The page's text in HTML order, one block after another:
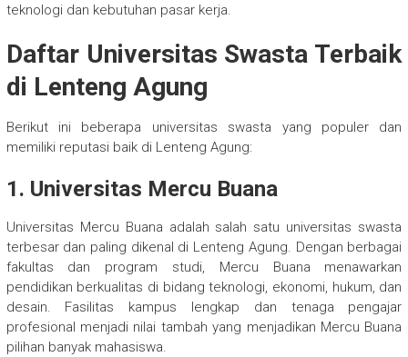
teknologi dan kebutuhan pasar kerja.
Daftar Universitas Swasta Terbaik
di Lenteng Agung
Berikut ini beberapa universitas swasta yang populer dan
memiliki reputasi baik di Lenteng Agung:
1. Universitas Mercu Buana
Universitas Mercu Buana adalah salah satu universitas swasta
terbesar dan paling dikenal di Lenteng Agung. Dengan berbagai
fakultas dan program studi, Mercu Buana menawarkan
pendidikan berkualitas di bidang teknologi, ekonomi, hukum, dan
desain. Fasilitas kampus lengkap dan tenaga pengajar
profesional menjadi nilai tambah yang menjadikan Mercu Buana
pilihan banyak mahasiswa.